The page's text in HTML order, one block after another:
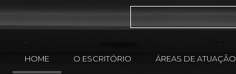
HOME O ESCRITÓRIO ÁREAS DE ATUAÇÃO